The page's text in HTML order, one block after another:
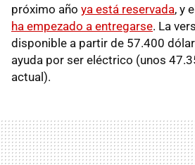
próximo año ya está reservada, y
ha empezado a entregarse. La
disponible a partir de 57.400
ayuda por ser eléctrico (unos
actual).